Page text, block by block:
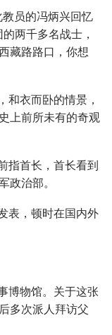
教员的冯炳兴回忆
两千多名战士，
藏路路口，你想
和衣而卧的情景，
上前所未有的奇观
指首长，首长看到
政治部。
表，顿时在国内外
博物馆。关于这张
多次派人拜访父